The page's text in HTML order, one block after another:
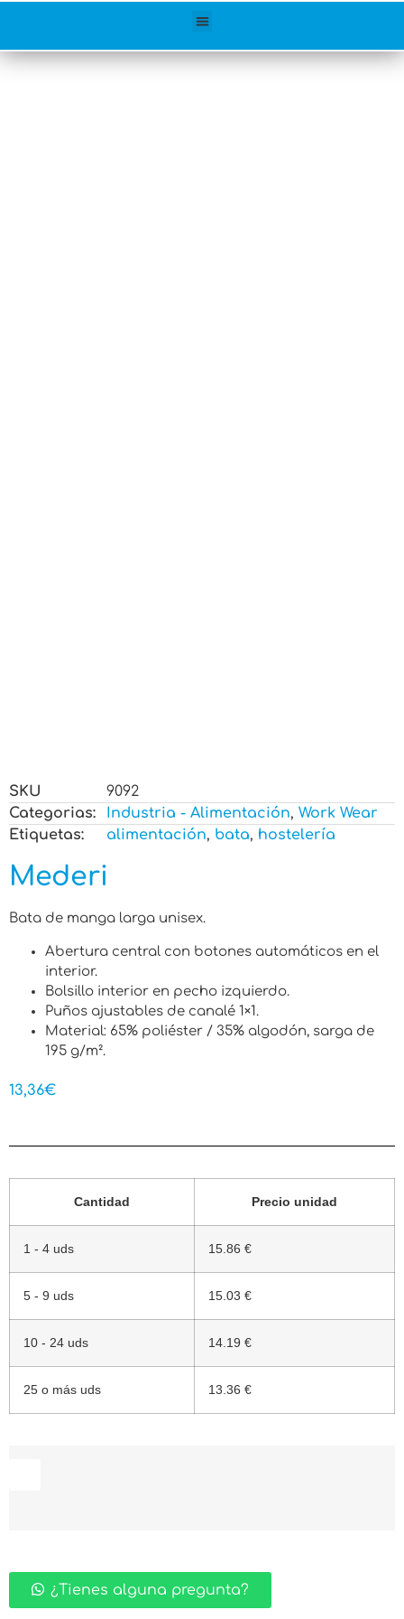
SKU
9092
Categorias:
Industria - Alimentación, Work Wear
Etiquetas:
alimentación, bata, hostelería
Mederi
Bata de manga larga unisex.
Abertura central con botones automáticos en el
interior.
Bolsillo interior en pecho izquierdo.
Puños ajustables de canalé 1×1.
Material: 65% poliéster / 35% algodón, sarga de
195 g/m².
13,36€
Cantidad Precio unidad
1 - 4 uds 15.86 €
5 - 9 uds 15.03 €
10 - 24 uds 14.19 €
25 o más uds 13.36 €
¿Tienes alguna pregunta?